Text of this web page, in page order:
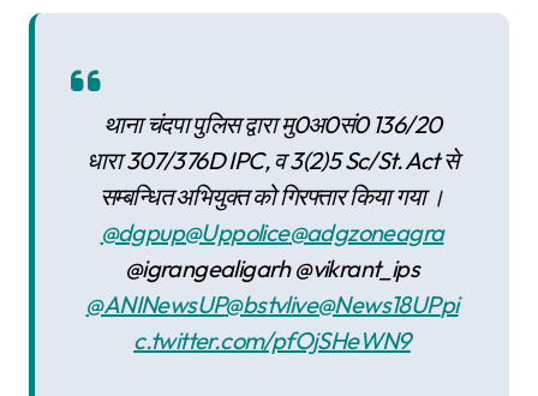
थाना चंदपा पुलिस द्वारा मु0अ0सं0 136/20
धारा 307/376D IPC, व 3(2)5 Sc/St. Act से
सम्बन्धित अभियुक्त को गिरफ्तार किया गया ।
@dgpup@Uppolice@adgzoneagra
@igrangealigarh @vikrant_ips
@ANINewsUP@bstvlive@News18UPpi
c.twitter.com/pfOjSHeWN9